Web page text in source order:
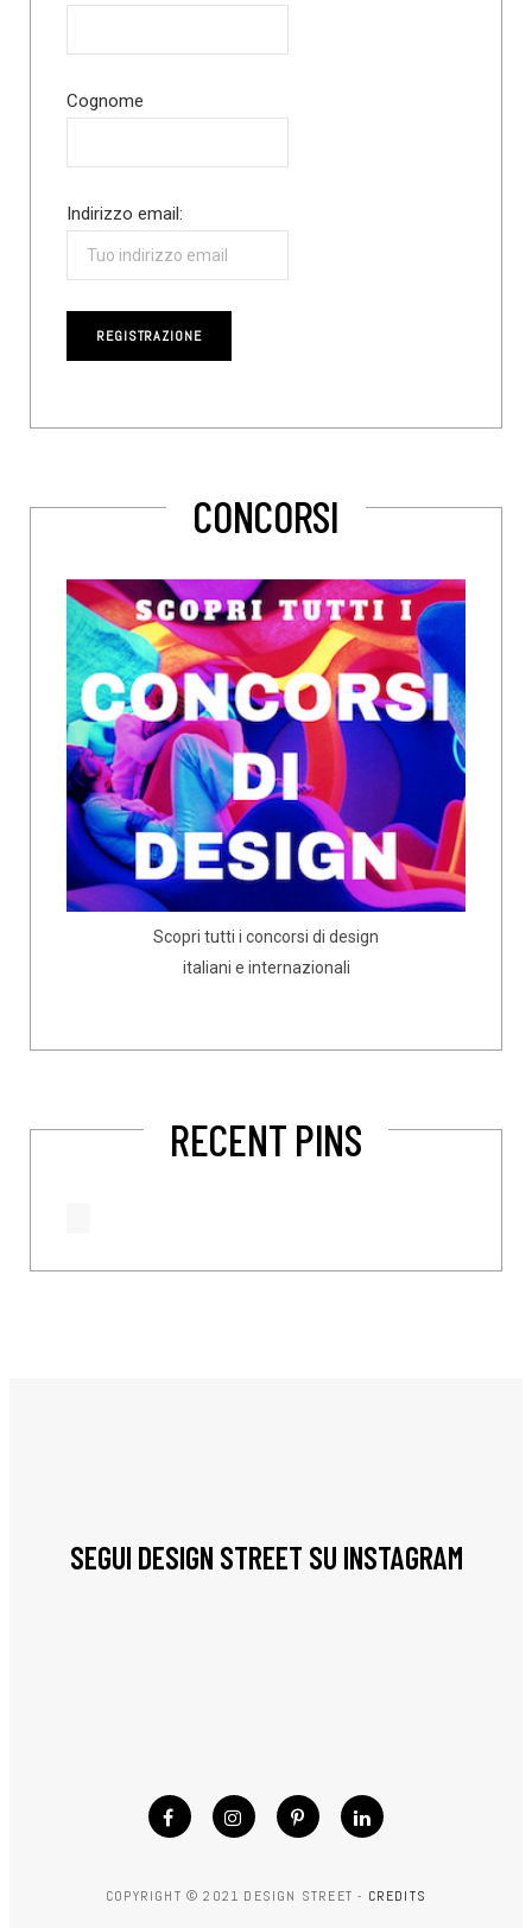
Cognome
Indirizzo email:
CONCORSI
Scopri tutti i concorsi di design
italiani e internazionali
RECENT PINS
SEGUI DESIGN STREET SU INSTAGRAM
COPYRIGHT © 2021 DESIGN STREET - CREDITS